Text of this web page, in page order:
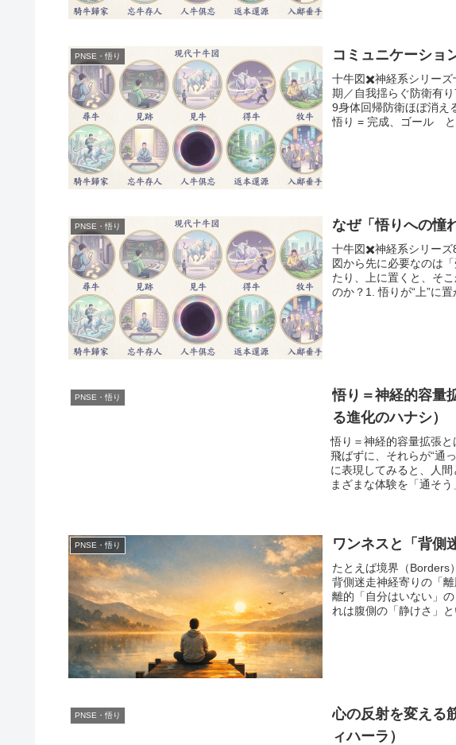
PNSE・悟り コミュニケーショ
十牛図✖️神経系シリーズ
期／自我揺らぐ防衛有
9身体回帰防衛ほぼ消え
悟り = 完成、ゴール と
PNSE・悟り なぜ「悟りへの憧
十牛図✖️神経系シリーズ
図から先に必要なのは
たり、上に置くと、そ
のか？1. 悟りが“上”に
PNSE・悟り
悟り＝神経的容量
る進化のハナシ）
悟り＝神経的容量拡張
飛ばずに、それらが“通
に表現してみると、人
まざまな体験を「通そ
PNSE・悟り ワンネスと「背側
たとえば境界（
背側迷走神経寄りの「
離的「自分はいない」
れは腹側の「静けさ」
PNSE・悟り
心の反射を変え
ィハーラ）